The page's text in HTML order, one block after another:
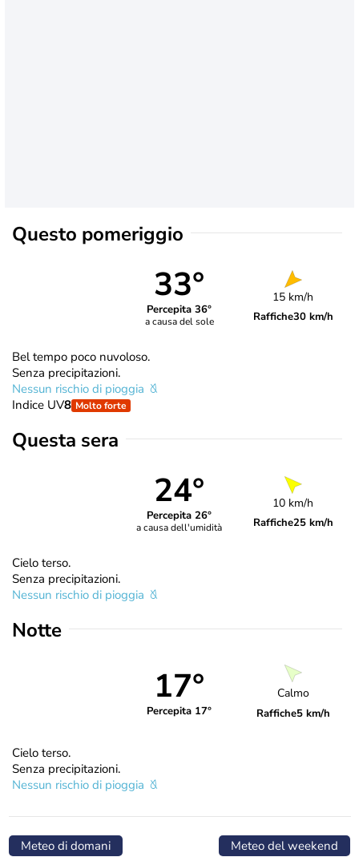
Questo pomeriggio
33°
Percepita 36°
a causa del sole
15 km/h
Raffiche30 km/h
Bel tempo poco nuvoloso.
Senza precipitazioni.
Nessun rischio di pioggia
Indice UV8 Molto forte
Questa sera
24°
Percepita 26°
a causa dell'umidità
10 km/h
Raffiche25 km/h
Cielo terso.
Senza precipitazioni.
Nessun rischio di pioggia
Notte
17°
Percepita 17°
Calmo
Raffiche5 km/h
Cielo terso.
Senza precipitazioni.
Nessun rischio di pioggia
Meteo di domani Meteo del weekend